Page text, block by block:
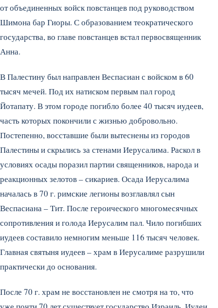
от объединенных войск повстанцев под руководством
Шимона бар Гиоры. С образованием теократического
государства, во главе повстанцев встал первосвященник
Анна.
В Палестину был направлен Веспасиан с войском в 60
тысяч мечей. Под их натиском первым пал город
Йотапату. В этом городе погибло более 40 тысяч иудеев,
часть которых покончили с жизнью добровольно.
Постепенно, восставшие были вытеснены из городов
Палестины и скрылись за стенами Иерусалима. Раскол в
условиях осады поразил партии священников, народа и
реакционных зелотов – сикариев. Осада Иерусалима
началась в 70 г. римские легионы возглавлял сын
Веспасиана – Тит. После героического многомесячных
сопротивления и голода Иерусалим пал. Чило погибших
иудеев составило немногим меньше 116 тысяч человек.
Главная святыня иудеев – храм в Иерусалиме разрушили
практически до основания.
После 70 г. храм не восстановлен не смотря на то, что